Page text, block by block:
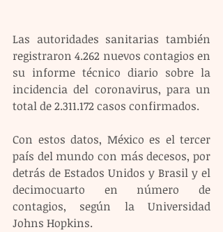
Las autoridades sanitarias también
registraron 4.262 nuevos contagios en
su informe técnico diario sobre la
incidencia del coronavirus, para un
total de 2.311.172 casos confirmados.
Con estos datos, México es el tercer
país del mundo con más decesos, por
detrás de Estados Unidos y Brasil y el
decimocuarto en número de
contagios, según la Universidad
Johns Hopkins.